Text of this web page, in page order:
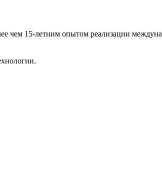
чем 15-летним опытом реализации